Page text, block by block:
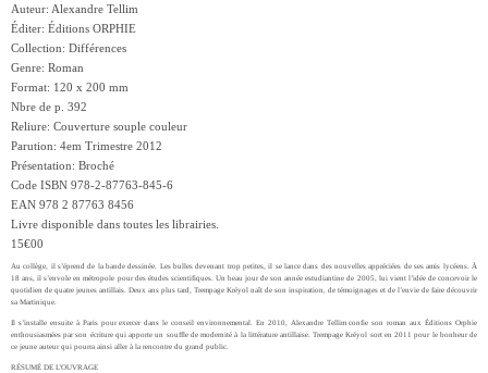
Auteur: Alexandre Tellim
Éditer: Éditions ORPHIE
Collection: Différences
Genre: Roman
Format: 120 x 200 mm
Nbre de p. 392
Reliure: Couverture souple couleur
Parution: 4em Trimestre 2012
Présentation: Broché
Code ISBN 978-2-87763-845-6
EAN 978 2 87763 8456
Livre disponible dans toutes les librairies.
15€00
Au collège, il s’éprend de la bande dessinée. Les bulles devenant trop petites, il se lance dans des nouvelles appréciées de ses amis lycéens. À
18 ans, il s’envole en métropole pour des études scientifiques. Un beau jour de son année estudiantine de 2005, lui vient l’idée de concevoir le
quotidien de quatre jeunes antillais. Deux ans plus tard, Trempage Kréyol naît de son inspiration, de témoignages et de l’envie de faire découvrir
sa Martinique.
Il s’installe ensuite à Paris pour exercer dans le conseil environnemental. En 2010, Alexandre Tellim confie son roman aux Éditions Orphie
enthousiasmées par son écriture qui apporte un souffle de modernité à la littérature antillaise. Trempage Kréyol sort en 2011 pour le bonheur de
ce jeune auteur qui pourra ainsi aller à la rencontre du grand public.
RÉSUMÉ DE L’OUVRAGE